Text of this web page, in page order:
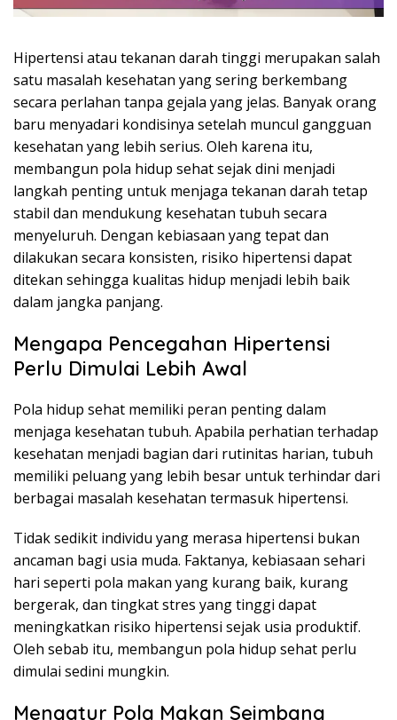
Hipertensi atau tekanan darah tinggi merupakan salah
satu masalah kesehatan yang sering berkembang
secara perlahan tanpa gejala yang jelas. Banyak orang
baru menyadari kondisinya setelah muncul gangguan
kesehatan yang lebih serius. Oleh karena itu,
membangun pola hidup sehat sejak dini menjadi
langkah penting untuk menjaga tekanan darah tetap
stabil dan mendukung kesehatan tubuh secara
menyeluruh. Dengan kebiasaan yang tepat dan
dilakukan secara konsisten, risiko hipertensi dapat
ditekan sehingga kualitas hidup menjadi lebih baik
dalam jangka panjang.
Mengapa Pencegahan Hipertensi
Perlu Dimulai Lebih Awal
Pola hidup sehat memiliki peran penting dalam
menjaga kesehatan tubuh. Apabila perhatian terhadap
kesehatan menjadi bagian dari rutinitas harian, tubuh
memiliki peluang yang lebih besar untuk terhindar dari
berbagai masalah kesehatan termasuk hipertensi.
Tidak sedikit individu yang merasa hipertensi bukan
ancaman bagi usia muda. Faktanya, kebiasaan sehari
hari seperti pola makan yang kurang baik, kurang
bergerak, dan tingkat stres yang tinggi dapat
meningkatkan risiko hipertensi sejak usia produktif.
Oleh sebab itu, membangun pola hidup sehat perlu
dimulai sedini mungkin.
Mengatur Pola Makan Seimbang